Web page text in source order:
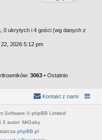
0 ukrytych i 4 gości (wg danych z
22, 2026 5:12 pm
3063 • Ostatnio
Kontakt z nami
Software © phpBB Limited
autor: MrGaby
phpBB.pl